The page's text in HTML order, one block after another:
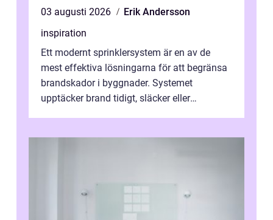
03 augusti 2026
Erik Andersson
inspiration
Ett modernt sprinklersystem är en av de
mest effektiva lösningarna för att begränsa
brandskador i byggnader. Systemet
upptäcker brand tidigt, släcker eller